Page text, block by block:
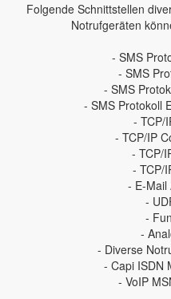
Folgende Schnittstellen
Notrufgeräten
- SMS
- SMS
- SMS
- SMS Protokoll
- TCP/
- TCP/IP
- TCP/
- TCP/
- E-Mail
-
-
-
- Diverse
- Capi ISDN
- VoIP